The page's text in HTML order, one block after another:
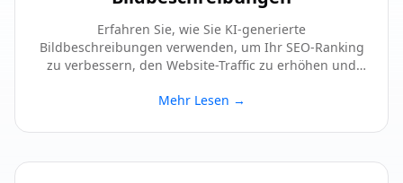
Erfahren Sie, wie Sie KI-generierte
Bildbeschreibungen verwenden, um Ihr SEO-Ranking
zu verbessern, den Website-Traffic zu erhöhen und
Mehr Lesen →